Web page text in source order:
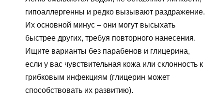
гипоаллергенны и редко вызывают раздражение.
Их основной минус – они могут высыхать
быстрее других, требуя повторного нанесения.
Ищите варианты без парабенов и глицерина,
если у вас чувствительная кожа или склонность к
грибковым инфекциям (глицерин может
способствовать их развитию).